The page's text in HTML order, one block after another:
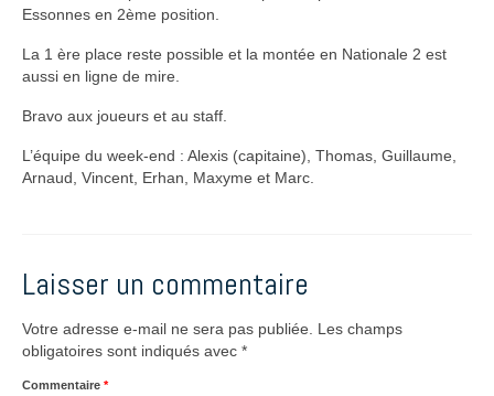
Essonnes en 2ème position.
La 1 ère place reste possible et la montée en Nationale 2 est
aussi en ligne de mire.
Bravo aux joueurs et au staff.
L’équipe du week-end : Alexis (capitaine), Thomas, Guillaume,
Arnaud, Vincent, Erhan, Maxyme et Marc.
Laisser un commentaire
Votre adresse e-mail ne sera pas publiée.
Les champs
obligatoires sont indiqués avec *
Commentaire *